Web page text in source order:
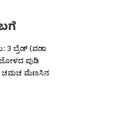
3 ಬ್ರೆಡ್ (ವಡಾ
ಪುಡಿ
1 ಚಮಚ ಮೆಣಸಿನ